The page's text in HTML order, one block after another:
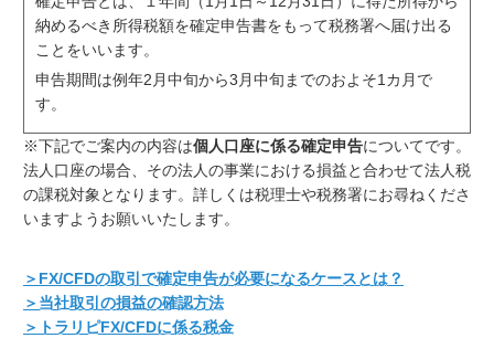
納めるべき所得税額を確定申告書をもって税務署へ届け出る
ことをいいます。
申告期間は例年2月中旬から3月中旬までのおよそ1カ月で
す。
※下記でご案内の内容は個人口座に係る確定申告についてです。
法人口座の場合、その法人の事業における損益と合わせて法人税
の課税対象となります。詳しくは税理士や税務署にお尋ねくださ
いますようお願いいたします。
＞FX/CFDの取引で確定申告が必要になるケースとは？
＞当社取引の損益の確認方法
＞トラリピFX/CFDに係る税金